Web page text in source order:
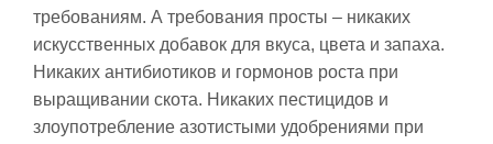
требованиям. А требования просты – никаких
искусственных добавок для вкуса, цвета и запаха.
Никаких антибиотиков и гормонов роста при
выращивании скота. Никаких пестицидов и
злоупотребление азотистыми удобрениями при